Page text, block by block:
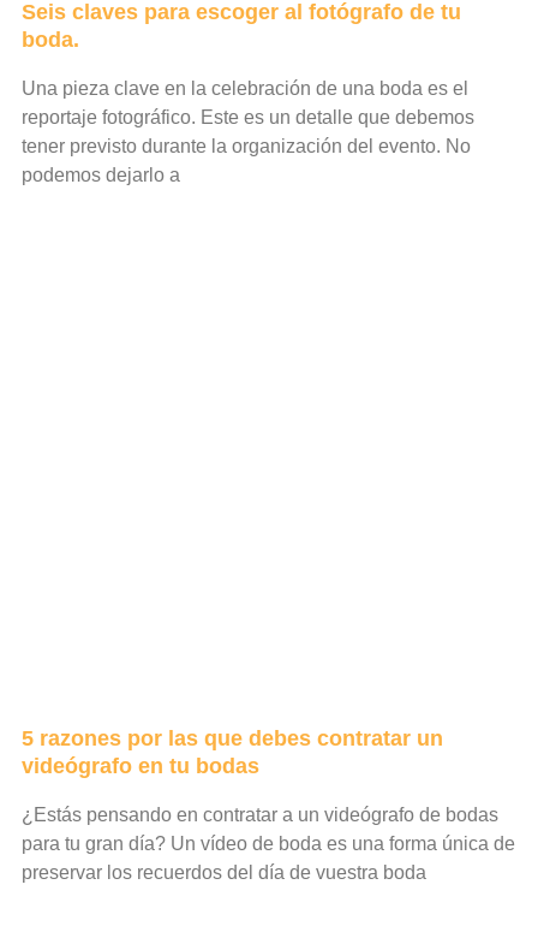
Seis claves para escoger al fotógrafo de tu
boda.
Una pieza clave en la celebración de una boda es el
reportaje fotográfico. Este es un detalle que debemos
tener previsto durante la organización del evento. No
podemos dejarlo a
5 razones por las que debes contratar un
videógrafo en tu bodas
¿Estás pensando en contratar a un videógrafo de bodas
para tu gran día? Un vídeo de boda es una forma única de
preservar los recuerdos del día de vuestra boda